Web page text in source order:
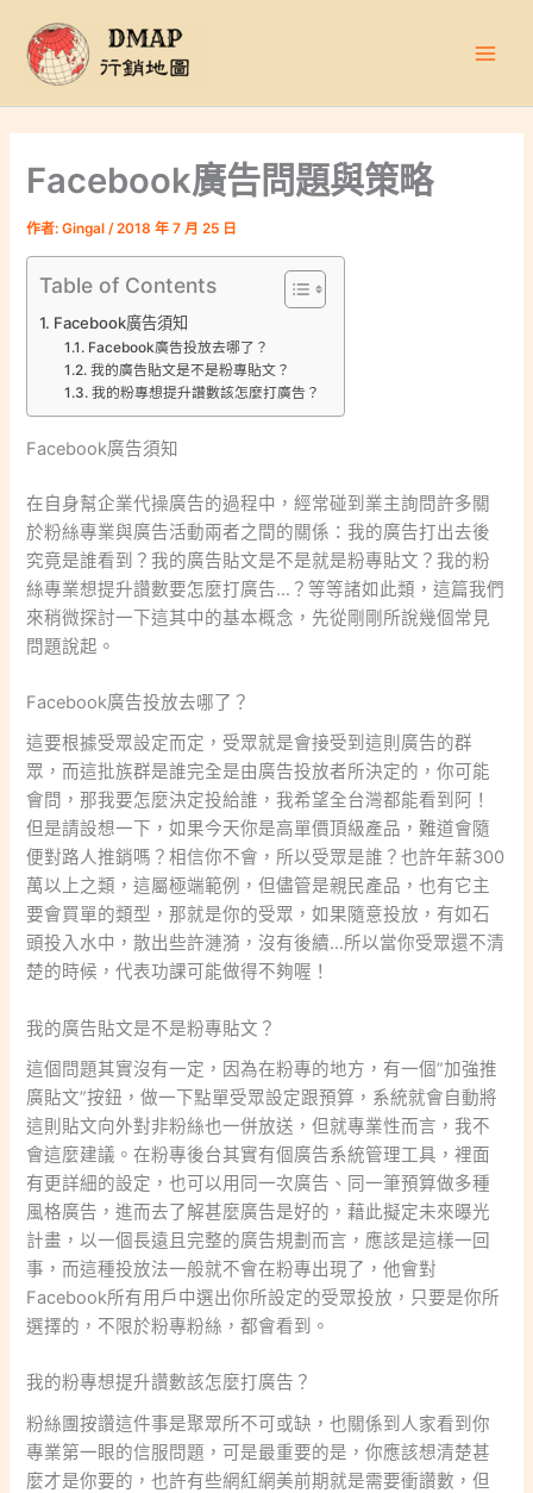
Facebook廣告問題與策略
作者:Gingal/2018 年 7 月 25 日
Table of Contents
Facebook廣告須知
Facebook廣告投放去哪了？
我的廣告貼文是不是粉專貼文？
我的粉專想提升讚數該怎麼打廣告？
Facebook廣告須知
在自身幫企業代操廣告的過程中，經常碰到業主詢問許多關
於粉絲專業與廣告活動兩者之 間的關係：我的廣告打出去後
究竟是誰看到？我的廣告貼文是不是就是粉專貼文？我的粉
絲專業想提升讚數要怎麼打廣告…？等等諸如此類，這篇我們
來稍微探討一下這其中的基本概念，先從剛剛所說幾個常見
問題說起。
Facebook廣告投放去哪了？
這要根據受眾設定而定，受眾就是會接受到這則廣告的群
眾，而這批族群是誰完全是由廣告投放者所決定的，你可能
會問，那我要怎麼決定投給誰，我希望全台灣都能看到阿！
但是請設想一下，如果今天你是高單價頂級產品，難道會隨
便對路人推銷嗎？相信你不會，所以受眾是誰？也許年薪300
萬以上之類，這屬極端範例，但儘管是親民產品，也有它主
要會買單的類型，那就是你的受眾，如果隨意投放，有如石
頭投入水中，散出些許漣漪，沒有後續…所以當你受眾還不清
楚的時候，代表功課可能做得不夠喔！
我的廣告貼文是不是粉專貼文？
這個問題其實沒有一定，因為在粉專的地方，有一個”加強推
廣貼文”按鈕，做一下點單受眾設定跟預算，系統就會自動將
這則貼文向外對非粉絲也一併放送，但就專業性而言，我不
會這麼建議。在粉專後台其實有個廣告系統管理工具，裡面
有更詳細的設定，也可以用同一次廣告、同一筆預算做多種
風格廣告，進而去了解甚麼廣告是好的，藉此擬定未來曝光
計畫，以一個長遠且完整的廣告規劃而言，應該是這樣一回
事，而這種投放法一般就不會在粉專出現了，他會對
Facebook所有用戶中選出你所設定的受眾投放，只要是你所
選擇的，不限於粉專粉絲，都會看到。
我的粉專想提升讚數該怎麼打廣告？
粉絲團按讚這件事是聚眾所不可或缺，也關係到人家看到你
專業第一眼的信服問題，可是最重要的是，你應該想清楚甚
麼才是你要的，也許有些網紅網美前期就是需要衝讚數，但